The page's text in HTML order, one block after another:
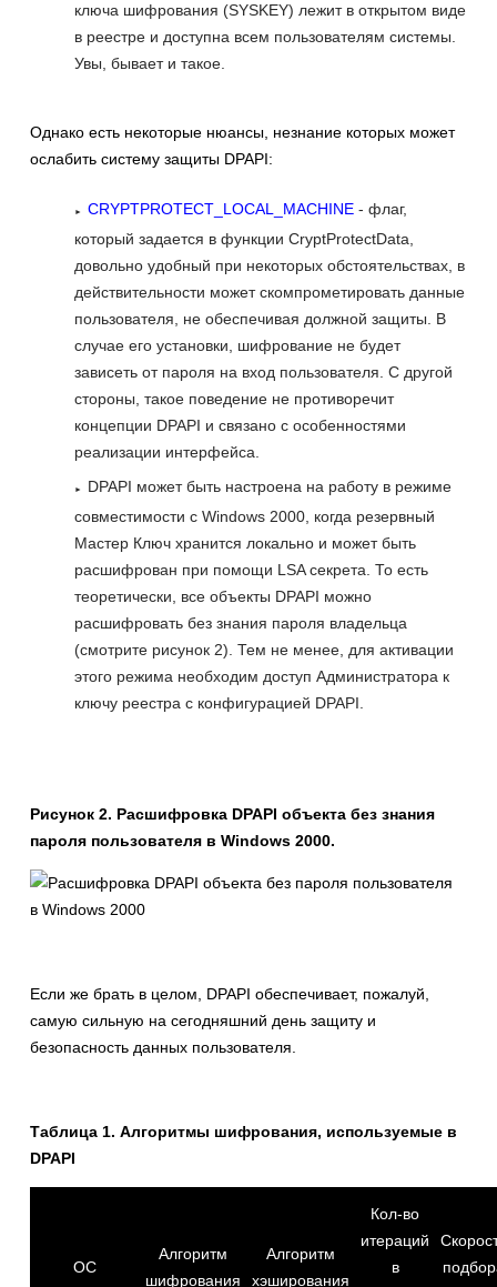
ключа шифрования (SYSKEY) лежит в открытом виде
в реестре и доступна всем пользователям системы.
Увы, бывает и такое.
Однако есть некоторые нюансы, незнание которых может
ослабить систему защиты DPAPI:
CRYPTPROTECT_LOCAL_MACHINE - флаг,
который задается в функции CryptProtectData,
довольно удобный при некоторых обстоятельствах, в
действительности может скомпрометировать данные
пользователя, не обеспечивая должной защиты. В
случае его установки, шифрование не будет
зависеть от пароля на вход пользователя. С другой
стороны, такое поведение не противоречит
концепции DPAPI и связано с особенностями
реализации интерфейса.
DPAPI может быть настроена на работу в режиме
совместимости с Windows 2000, когда резервный
Мастер Ключ хранится локально и может быть
расшифрован при помощи LSA секрета. То есть
теоретически, все объекты DPAPI можно
расшифровать без знания пароля владельца
(смотрите рисунок 2). Тем не менее, для активации
этого режима необходим доступ Администратора к
ключу реестра с конфигурацией DPAPI.
Рисунок 2. Расшифровка DPAPI объекта без знания
пароля пользователя в Windows 2000.
Если же брать в целом, DPAPI обеспечивает, пожалуй,
самую сильную на сегодняшний день защиту и
безопасность данных пользователя.
Таблица 1. Алгоритмы шифрования, используемые в
DPAPI
ОС
Алгоритм
шифрования
Алгоритм
хэширования
Кол-во
итераций
в